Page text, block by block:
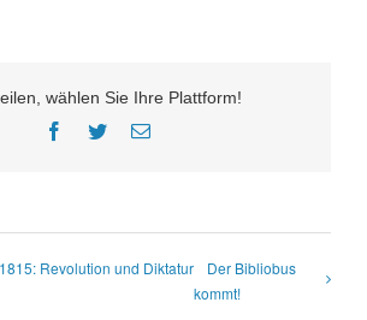
wählen Sie Ihre Plattform!
Facebook
TwitterE-
Revolution und Diktatur
Der Bibliobus
kommt!